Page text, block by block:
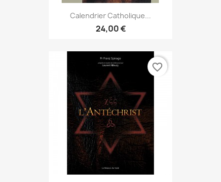
Calendrier Catholique...
24,00 €
favorite_border